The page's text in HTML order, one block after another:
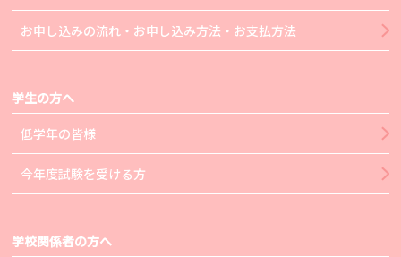
お申し込みの流れ・お申し込み方法・お支払方法
学生の方へ
低学年の皆様
今年度試験を受ける方
学校関係者の方へ